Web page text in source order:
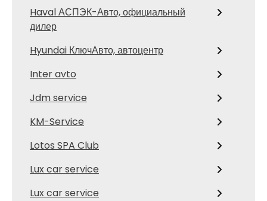
Haval АСПЭК-Авто, официальный
дилер
Hyundai КлючАвто, автоцентр
Inter avto
Jdm service
KM-Service
Lotos SPA Club
Lux car service
Lux car service